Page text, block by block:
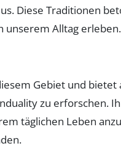
Diese Traditionen
unserem Alltag erleben.
Gebiet und bietet
zu erforschen.
täglichen Leben